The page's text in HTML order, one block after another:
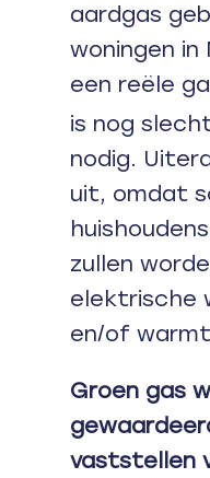
aardgas
woningen in
een reële
is nog
nodig.
uit, omdat
zullen
elektrische
en/of
Groen gas
vaststellen